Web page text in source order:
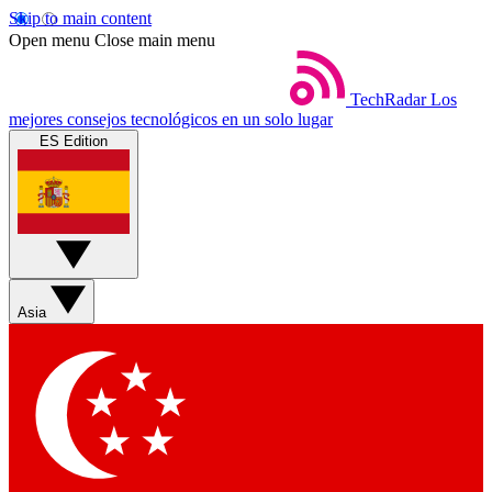
Skip to main content
Open menu Close main menu
TechRadar Los
mejores consejos tecnológicos en un solo lugar
ES Edition
Asia